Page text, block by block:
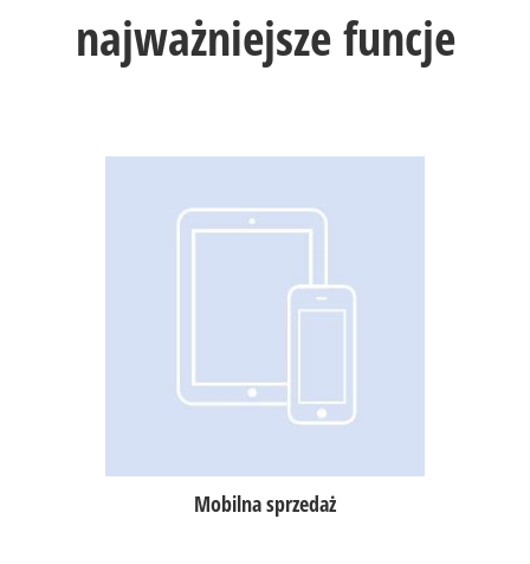
najważniejsze funcje
Mobilna sprzedaż
Szybka i bezbłędna obsługa klienta,
sprzedaż również przy stoliku,
obsługa lokali wielopiętrowych,
możliwość sprzedaży także bez